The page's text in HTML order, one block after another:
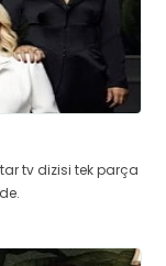
tv dizisi tek parça